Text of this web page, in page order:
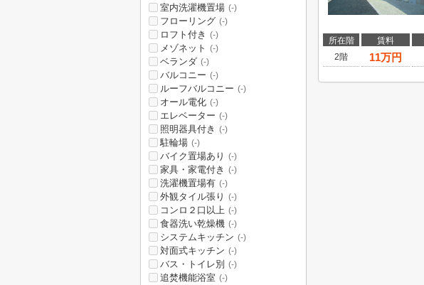
所在階 賃料
2階
11万円
室内洗濯機置場 (-)
フローリング (-)
ロフト付き (-)
メゾネット (-)
ベランダ (-)
バルコニー (-)
ルーフバルコニー (-)
オール電化 (-)
エレベーター (-)
照明器具付き (-)
駐輪場 (-)
バイク置場あり (-)
家具・家電付き (-)
洗濯機置場有 (-)
外観タイル張り (-)
コンロ２口以上 (-)
食器洗い乾燥機 (-)
システムキッチン (-)
対面式キッチン (-)
バス・トイレ別 (-)
追焚機能浴室 (-)